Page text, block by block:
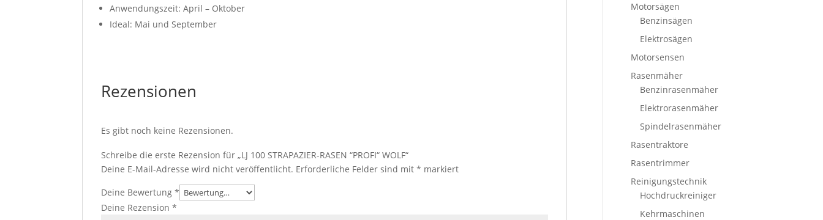
Anwendungszeit: April – Oktober
Ideal: Mai und September
Rezensionen
Es gibt noch keine Rezensionen.
Schreibe die erste Rezension für „LJ 100 STRAPAZIER-RASEN “PROFI“ WOLF“
Deine E-Mail-Adresse wird nicht veröffentlicht. Erforderliche Felder sind mit* markiert
Deine Bewertung*
Deine Rezension*
Motorsägen
Benzinsägen
Elektrosägen
Motorsensen
Rasenmäher
Benzinrasenmäher
Elektrorasenmäher
Spindelrasenmäher
Rasentraktore
Rasentrimmer
Reinigungstechnik
Hochdruckreiniger
Kehrmaschinen